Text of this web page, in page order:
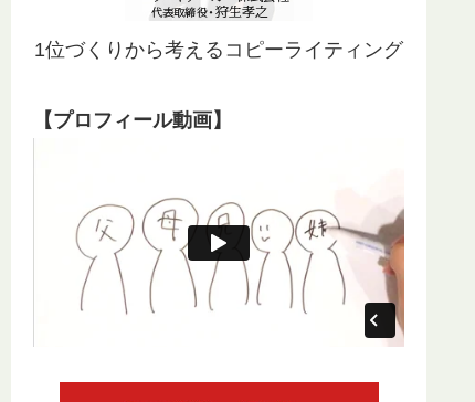
1位づくりから考えるコピーライティング
【プロフィール動画】